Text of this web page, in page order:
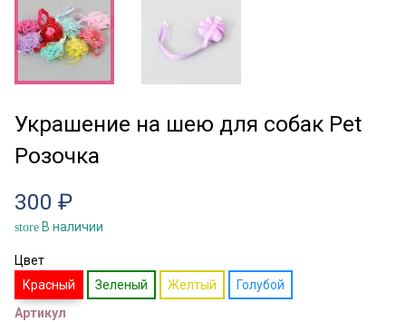
Украшение на шею для собак Pet
Розочка
300 ₽
store В наличии
Цвет
Красный
Зеленый Желтый
Голубой
Артикул